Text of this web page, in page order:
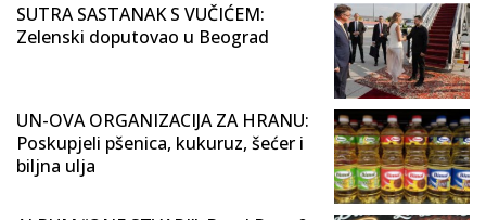
SUTRA SASTANAK S VUČIĆEM:
Zelenski doputovao u Beograd
UN-OVA ORGANIZACIJA ZA HRANU:
Poskupjeli pšenica, kukuruz, šećer i
biljna ulja